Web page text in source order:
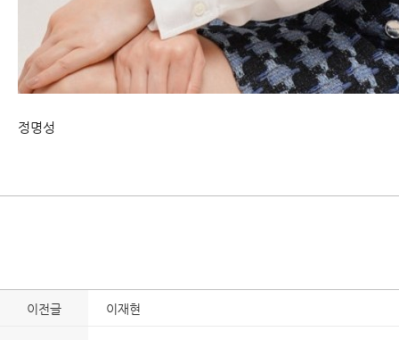
정명성
이전글 이재현